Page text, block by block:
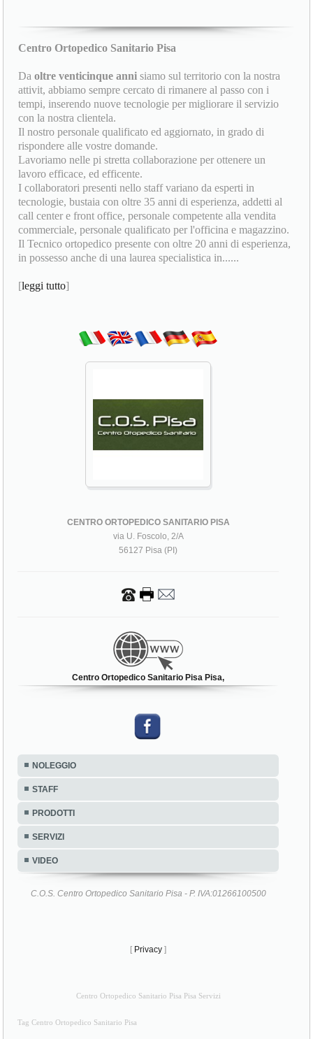
Centro Ortopedico Sanitario Pisa
Daoltre venticinque annisiamo sul territorio con la nostra
attivit, abbiamo sempre cercato di rimanere al passo con i
tempi, inserendo nuove tecnologie per migliorare il servizio
con la nostra clientela.
Il nostro personale qualificato ed aggiornato, in grado di
rispondere alle vostre domande.
Lavoriamo nelle pi stretta collaborazione per ottenere un
lavoro efficace, ed efficente.
I collaboratori presenti nello staff variano da esperti in
tecnologie, bustaia con oltre 35 anni di esperienza, addetti al
call center e front office, personale competente alla vendita
commerciale, personale qualificato per l'officina e magazzino.
Il Tecnico ortopedico presente con oltre 20 anni di esperienza,
in possesso anche di una laurea specialistica in......
[leggi tutto]
CENTRO ORTOPEDICO SANITARIO PISA
via U. Foscolo, 2/A
56127 Pisa (PI)
Centro Ortopedico Sanitario Pisa Pisa,
NOLEGGIO
STAFF
PRODOTTI
SERVIZI
VIDEO
C.O.S. Centro Ortopedico Sanitario Pisa - P. IVA:01266100500
[ Privacy ]
Centro Ortopedico Sanitario Pisa Pisa Servizi
Tag Centro Ortopedico Sanitario Pisa